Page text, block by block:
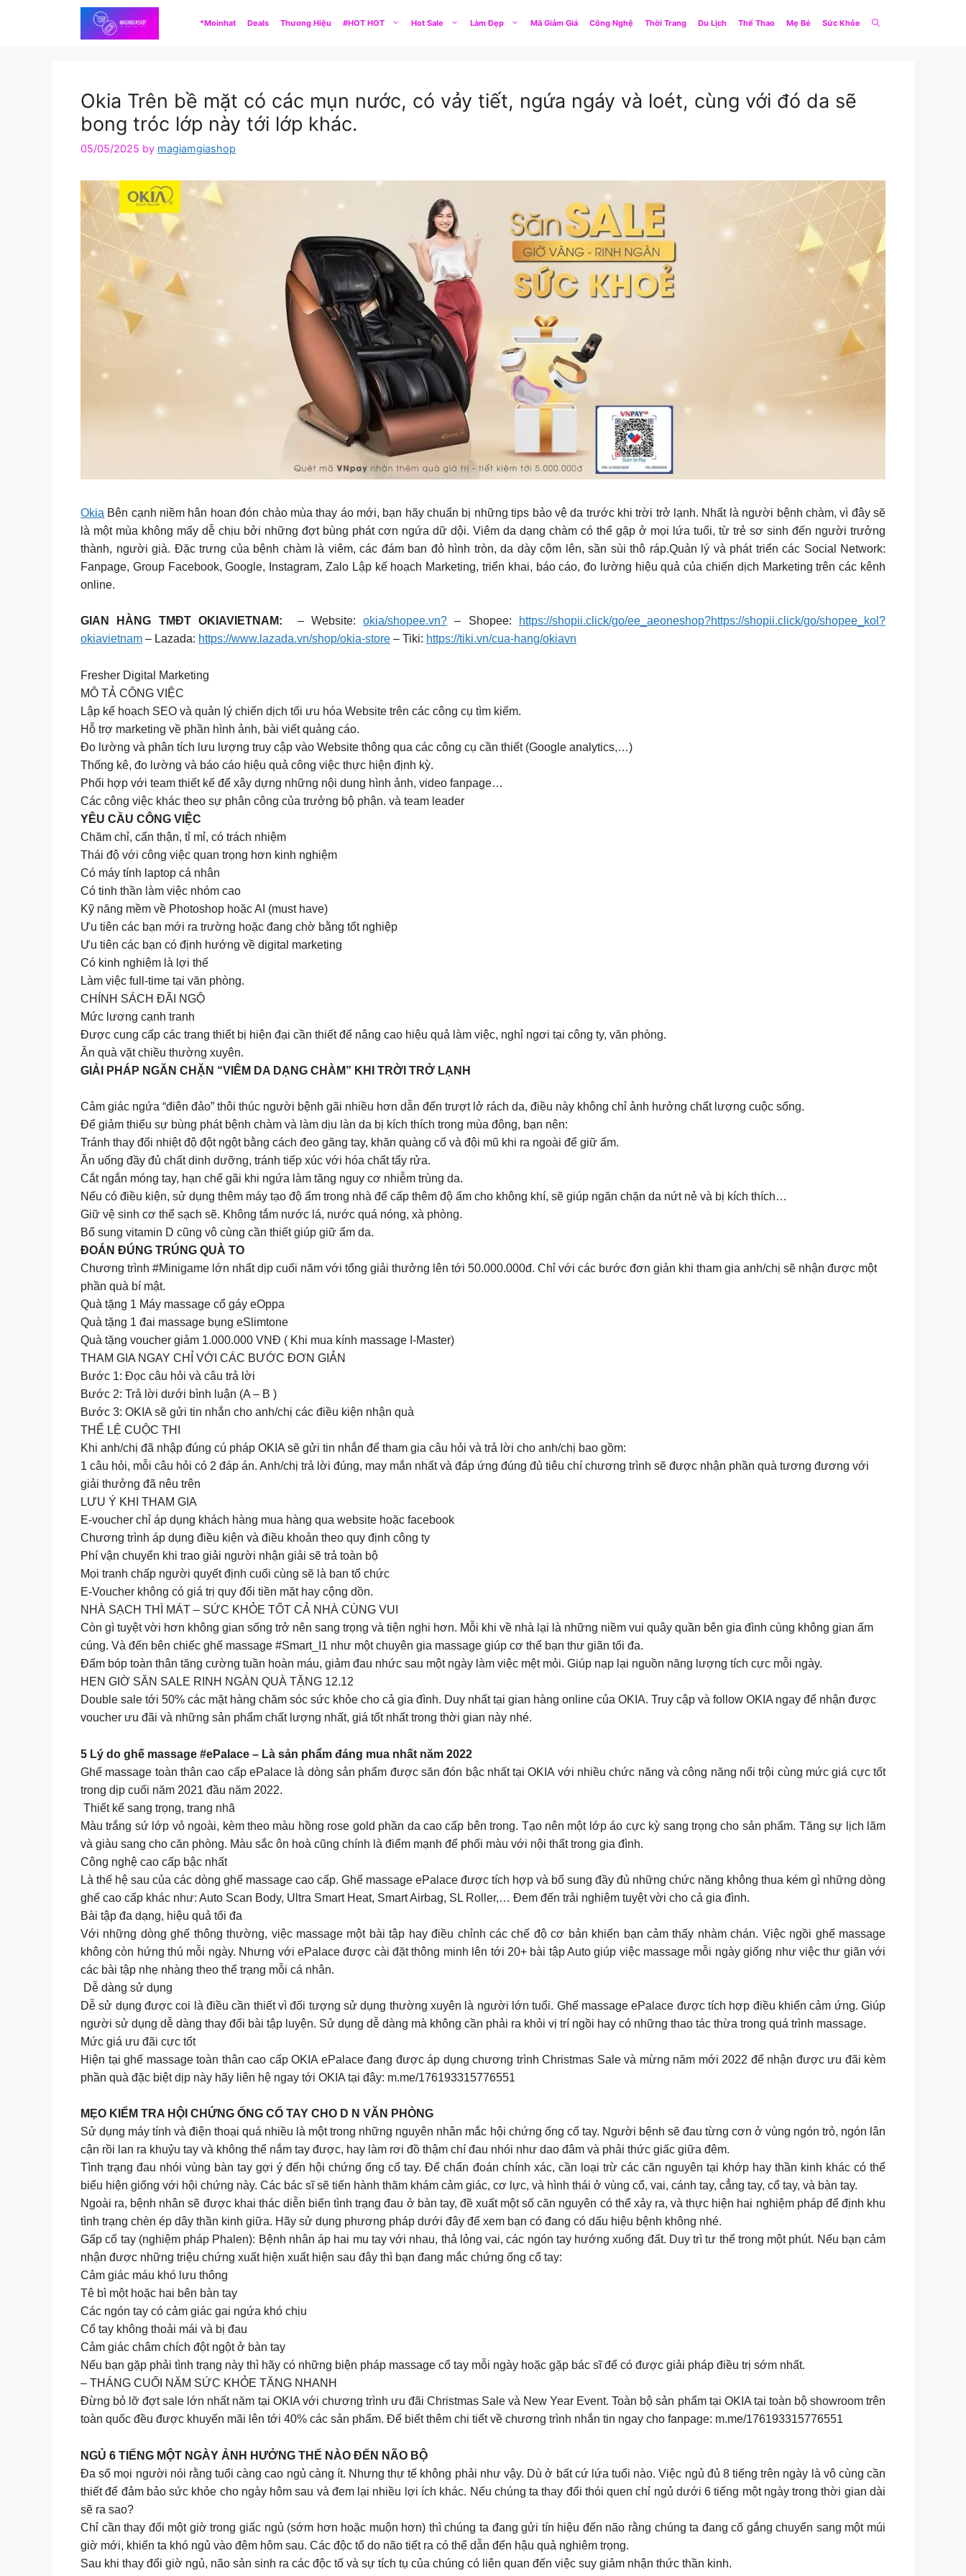
*Moinhat Deals Thương Hiệu #HOT HOT Hot Sale Làm Đẹp Mã Giảm Giá Công Nghệ Thời Trang Du Lịch Thể Thao Mẹ Bé Sức Khỏe
Okia Trên bề mặt có các mụn nước, có vảy tiết, ngứa ngáy và loét, cùng với đó da sẽ
bong tróc lớp này tới lớp khác.
05/05/2025 by magiamgiashop
Okia Bên cạnh niềm hân hoan đón chào mùa thay áo mới, bạn hãy chuẩn bị những tips bảo vệ da trước khi trời trở lạnh. Nhất là người bệnh chàm, vì đây sẽ
là một mùa không mấy dễ chịu bởi những đợt bùng phát cơn ngứa dữ dội. Viêm da dạng chàm có thể gặp ở mọi lứa tuổi, từ trẻ sơ sinh đến người trưởng
thành, người già. Đặc trưng của bệnh chàm là viêm, các đám ban đỏ hình tròn, da dày cộm lên, sần sùi thô ráp.Quản lý và phát triển các Social Network:
Fanpage, Group Facebook, Google, Instagram, Zalo Lập kế hoạch Marketing, triển khai, báo cáo, đo lường hiệu quả của chiến dịch Marketing trên các kênh
online.
GIAN HÀNG TMĐT OKIAVIETNAM: – Website:okia/shopee.vn? – Shopee:
https://shopii.click/go/ee_aeoneshop?https://shopii.click/go/shopee_kol?
okiavietnam – Lazada: https://www.lazada.vn/shop/okia-store – Tiki: https://tiki.vn/cua-hang/okiavn
Fresher Digital Marketing
MÔ TẢ CÔNG VIỆC
Lập kế hoạch SEO và quản lý chiến dịch tối ưu hóa Website trên các công cụ tìm kiếm.
Hỗ trợ marketing về phần hình ảnh, bài viết quảng cáo.
Đo lường và phân tích lưu lượng truy cập vào Website thông qua các công cụ cần thiết (Google analytics,…)
Thống kê, đo lường và báo cáo hiệu quả công việc thực hiện định kỳ.
Phối hợp với team thiết kế để xây dựng những nội dung hình ảnh, video fanpage…
Các công việc khác theo sự phân công của trưởng bộ phận. và team leader
YÊU CẦU CÔNG VIỆC
Chăm chỉ, cẩn thận, tỉ mỉ, có trách nhiệm
Thái độ với công việc quan trọng hơn kinh nghiệm
Có máy tính laptop cá nhân
Có tinh thần làm việc nhóm cao
Kỹ năng mềm về Photoshop hoặc AI (must have)
Ưu tiên các bạn mới ra trường hoặc đang chờ bằng tốt nghiệp
Ưu tiên các bạn có định hướng về digital marketing
Có kinh nghiệm là lợi thế
Làm việc full-time tại văn phòng.
CHÍNH SÁCH ĐÃI NGỘ
Mức lương cạnh tranh
Được cung cấp các trang thiết bị hiện đại cần thiết để nâng cao hiệu quả làm việc, nghỉ ngơi tại công ty, văn phòng.
Ăn quà vặt chiều thường xuyên.
GIẢI PHÁP NGĂN CHẶN “VIÊM DA DẠNG CHÀM” KHI TRỜI TRỞ LẠNH
Cảm giác ngứa “điên đảo” thôi thúc người bệnh gãi nhiều hơn dẫn đến trượt lở rách da, điều này không chỉ ảnh hưởng chất lượng cuộc sống.
Để giảm thiểu sự bùng phát bệnh chàm và làm dịu làn da bị kích thích trong mùa đông, bạn nên:
Tránh thay đổi nhiệt độ đột ngột bằng cách đeo găng tay, khăn quàng cổ và đội mũ khi ra ngoài để giữ ấm.
Ăn uống đầy đủ chất dinh dưỡng, tránh tiếp xúc với hóa chất tẩy rửa.
Cắt ngắn móng tay, hạn chế gãi khi ngứa làm tăng nguy cơ nhiễm trùng da.
Nếu có điều kiện, sử dụng thêm máy tạo độ ẩm trong nhà để cấp thêm độ ẩm cho không khí, sẽ giúp ngăn chặn da nứt nẻ và bị kích thích…
Giữ vệ sinh cơ thể sạch sẽ. Không tắm nước lá, nước quá nóng, xà phòng.
Bổ sung vitamin D cũng vô cùng cần thiết giúp giữ ẩm da.
ĐOÁN ĐÚNG TRÚNG QUÀ TO
Chương trình #Minigame lớn nhất dịp cuối năm với tổng giải thưởng lên tới 50.000.000đ. Chỉ với các bước đơn giản khi tham gia anh/chị sẽ nhận được một
phần quà bí mật.
Quà tặng 1 Máy massage cổ gáy eOppa
Quà tặng 1 đai massage bụng eSlimtone
Quà tặng voucher giảm 1.000.000 VNĐ ( Khi mua kính massage I-Master)
THAM GIA NGAY CHỈ VỚI CÁC BƯỚC ĐƠN GIẢN
Bước 1: Đọc câu hỏi và câu trả lời
Bước 2: Trả lời dưới bình luận (A – B )
Bước 3: OKIA sẽ gửi tin nhắn cho anh/chị các điều kiện nhận quà
THỂ LỆ CUỘC THI ️
Khi anh/chị đã nhập đúng cú pháp OKIA sẽ gửi tin nhắn để tham gia câu hỏi và trả lời cho anh/chị bao gồm:
1 câu hỏi, mỗi câu hỏi có 2 đáp án. Anh/chị trả lời đúng, may mắn nhất và đáp ứng đúng đủ tiêu chí chương trình sẽ được nhận phần quà tương đương với
giải thưởng đã nêu trên
LƯU Ý KHI THAM GIA
E-voucher chỉ áp dụng khách hàng mua hàng qua website hoặc facebook
Chương trình áp dụng điều kiện và điều khoản theo quy định công ty
Phí vận chuyển khi trao giải người nhận giải sẽ trả toàn bộ
Mọi tranh chấp người quyết định cuối cùng sẽ là ban tổ chức
E-Voucher không có giá trị quy đổi tiền mặt hay cộng dồn.
NHÀ SẠCH THÌ MÁT – SỨC KHỎE TỐT CẢ NHÀ CÙNG VUI
Còn gì tuyệt vời hơn không gian sống trở nên sang trọng và tiện nghi hơn. Mỗi khi về nhà lại là những niềm vui quây quần bên gia đình cùng không gian ấm
cúng. Và đến bên chiếc ghế massage #Smart_I1 như một chuyên gia massage giúp cơ thể bạn thư giãn tối đa.
Đấm bóp toàn thân tăng cường tuần hoàn máu, giảm đau nhức sau một ngày làm việc mệt mỏi. Giúp nạp lại nguồn năng lượng tích cực mỗi ngày.
HẸN GIỜ SĂN SALE RINH NGÀN QUÀ TẶNG 12.12
Double sale tới 50% các mặt hàng chăm sóc sức khỏe cho cả gia đình. Duy nhất tại gian hàng online của OKIA. Truy cập và follow OKIA ngay để nhận được
voucher ưu đãi và những sản phẩm chất lượng nhất, giá tốt nhất trong thời gian này nhé.
5 Lý do ghế massage #ePalace – Là sản phẩm đáng mua nhất năm 2022
Ghế massage toàn thân cao cấp ePalace là dòng sản phẩm được săn đón bậc nhất tại OKIA với nhiều chức năng và công năng nổi trội cùng mức giá cực tốt
trong dịp cuối năm 2021 đầu năm 2022.
​​ Thiết kế sang trọng, trang nhã
Màu trắng sứ lớp vỏ ngoài, kèm theo màu hồng rose gold phần da cao cấp bên trong. Tạo nên một lớp áo cực kỳ sang trọng cho sản phẩm. Tăng sự lịch lãm
và giàu sang cho căn phòng. Màu sắc ôn hoà cũng chính là điểm mạnh để phối màu với nội thất trong gia đình.
Công nghệ cao cấp bậc nhất
Là thế hệ sau của các dòng ghế massage cao cấp. Ghế massage ePalace được tích hợp và bổ sung đầy đủ những chức năng không thua kém gì những dòng
ghế cao cấp khác như: Auto Scan Body, Ultra Smart Heat, Smart Airbag, SL Roller,… Đem đến trải nghiệm tuyệt vời cho cả gia đình.
Bài tập đa dạng, hiệu quả tối đa
Với những dòng ghế thông thường, việc massage một bài tập hay điều chỉnh các chế độ cơ bản khiến bạn cảm thấy nhàm chán. Việc ngồi ghế massage
không còn hứng thú mỗi ngày. Nhưng với ePalace được cài đặt thông minh lên tới 20+ bài tập Auto giúp việc massage mỗi ngày giống như việc thư giãn với
các bài tập nhẹ nhàng theo thể trạng mỗi cá nhân.
​​ Dễ dàng sử dụng
Dễ sử dụng được coi là điều cần thiết vì đối tượng sử dụng thường xuyên là người lớn tuổi. Ghế massage ePalace được tích hợp điều khiển cảm ứng. Giúp
người sử dụng dễ dàng thay đổi bài tập luyện. Sử dụng dễ dàng mà không cần phải ra khỏi vị trí ngồi hay có những thao tác thừa trong quá trình massage.
Mức giá ưu đãi cực tốt
Hiện tại ghế massage toàn thân cao cấp OKIA ePalace đang được áp dụng chương trình Christmas Sale và mừng năm mới 2022 để nhận được ưu đãi kèm
phần quà đặc biệt dịp này hãy liên hệ ngay tới OKIA tại đây: m.me/176193315776551
MẸO KIỂM TRA HỘI CHỨNG ỐNG CỔ TAY CHO D N VĂN PHÒNG
Sử dụng máy tính và điện thoại quá nhiều là một trong những nguyên nhân mắc hội chứng ống cổ tay. Người bệnh sẽ đau từng cơn ở vùng ngón trỏ, ngón lân
cận rồi lan ra khuỷu tay và không thể nắm tay được, hay làm rơi đồ thậm chí đau nhói như dao đâm và phải thức giấc giữa đêm.
Tình trạng đau nhói vùng bàn tay gợi ý đến hội chứng ống cổ tay. Để chẩn đoán chính xác, cần loại trừ các căn nguyên tại khớp hay thần kinh khác có thể
biểu hiện giống với hội chứng này. Các bác sĩ sẽ tiến hành thăm khám cảm giác, cơ lực, và hình thái ở vùng cổ, vai, cánh tay, cẳng tay, cổ tay, và bàn tay.
Ngoài ra, bệnh nhân sẽ được khai thác diễn biến tình trạng đau ở bàn tay, đề xuất một số căn nguyên có thể xảy ra, và thực hiện hai nghiệm pháp để định khu
tình trạng chèn ép dây thần kinh giữa. Hãy sử dụng phương pháp dưới đây để xem bạn có đang có dấu hiệu bệnh không nhé.
Gấp cổ tay (nghiệm pháp Phalen): Bệnh nhân áp hai mu tay với nhau, thả lỏng vai, các ngón tay hướng xuống đất. Duy trì tư thế trong một phút. Nếu bạn cảm
nhận được những triệu chứng xuất hiện xuất hiện sau đây thì bạn đang mắc chứng ống cổ tay:
Cảm giác máu khó lưu thông
Tê bì một hoặc hai bên bàn tay
Các ngón tay có cảm giác gai ngứa khó chịu
Cổ tay không thoải mái và bị đau
Cảm giác châm chích đột ngột ở bàn tay
Nếu bạn gặp phải tình trạng này thì hãy có những biện pháp massage cổ tay mỗi ngày hoặc gặp bác sĩ để có được giải pháp điều trị sớm nhất.
– THÁNG CUỐI NĂM SỨC KHỎE TĂNG NHANH
Đừng bỏ lỡ đợt sale lớn nhất năm tại OKIA với chương trình ưu đãi Christmas Sale và New Year Event. Toàn bộ sản phẩm tại OKIA tại toàn bộ showroom trên
toàn quốc đều được khuyến mãi lên tới 40% các sản phẩm. Để biết thêm chi tiết về chương trình nhắn tin ngay cho fanpage: m.me/176193315776551
NGỦ 6 TIẾNG MỘT NGÀY ẢNH HƯỞNG THẾ NÀO ĐẾN NÃO BỘ
Đa số mọi người nói rằng tuổi càng cao ngủ càng ít. Nhưng thự tế không phải như vậy. Dù ở bất cứ lứa tuổi nào. Việc ngủ đủ 8 tiếng trên ngày là vô cùng cần
thiết để đảm bảo sức khỏe cho ngày hôm sau và đem lại nhiều lợi ích khác. Nếu chúng ta thay đổi thói quen chỉ ngủ dưới 6 tiếng một ngày trong thời gian dài
sẽ ra sao?
Chỉ cần thay đổi một giờ trong giấc ngủ (sớm hơn hoặc muộn hơn) thì chúng ta đang gửi tín hiệu đến não rằng chúng ta đang cố gắng chuyển sang một múi
giờ mới, khiến ta khó ngủ vào đêm hôm sau. Các độc tố do não tiết ra có thể dẫn đến hậu quả nghiêm trọng.
Sau khi thay đổi giờ ngủ, não sản sinh ra các độc tố và sự tích tụ của chúng có liên quan đến việc suy giảm nhận thức thần kinh.